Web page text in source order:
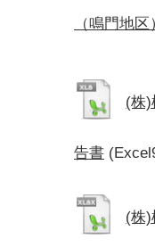
（鳴門地区
(株)
告書
(株)